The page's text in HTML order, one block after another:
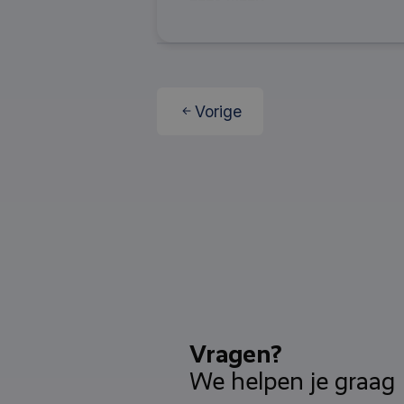
Vorige
Vragen?
We helpen je graag